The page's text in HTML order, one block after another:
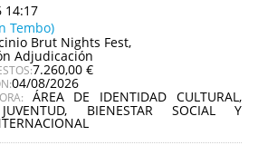
14:17
Tembo)
Brut Nights Fest,
Adjudicación
7.260,00 €
04/08/2026
ÁREA DE IDENTIDAD CULTURAL,
BIENESTAR SOCIAL Y